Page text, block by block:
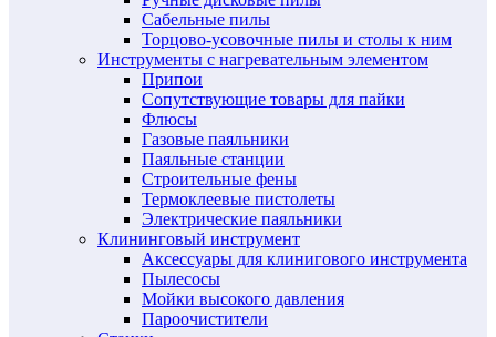
Сабельные пилы
Торцово-усовочные пилы и столы к ним
Инструменты с нагревательным элементом
Припои
Сопутствующие товары для пайки
Флюсы
Газовые паяльники
Паяльные станции
Строительные фены
Термоклеевые пистолеты
Электрические паяльники
Клининговый инструмент
Аксессуары для клинигового инструмента
Пылесосы
Мойки высокого давления
Пароочистители